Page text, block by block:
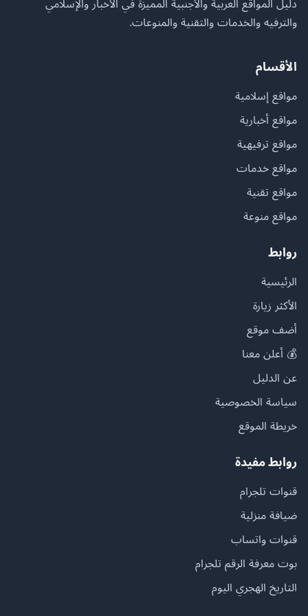
دليل المواقع العربية والأجنبية المميزة في الأخبار والإسلامي
والترفيه والخدمات والتقنية والمنوعات.
الأقسام
مواقع إسلامية
مواقع أخبارية
مواقع ترفيهية
مواقع خدمات
مواقع تقنية
مواقع منوعة
روابط
الرئيسية
الأكثر زيارة
أضف موقع
💰 أعلن معنا
عن الدليل
سياسة الخصوصية
خريطة الموقع
روابط مفيدة
قنوات تلجرام
ضيافة منزلية
قنوات واتساب
بوت معرفة الرقم تلجرام
التاريخ الهجري اليوم